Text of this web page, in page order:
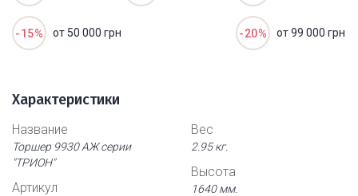
-15% от 50 000 грн -20% от 99 000 грн
Характеристики
Название
Торшер 9930 АЖ серии
"ТРИОН"
Артикул
Вес
2.95 кг.
Высота
1640 мм.